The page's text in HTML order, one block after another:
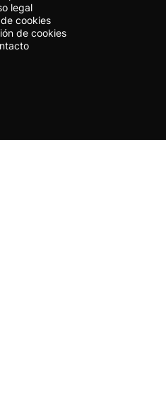
legal
cookies
de cookies